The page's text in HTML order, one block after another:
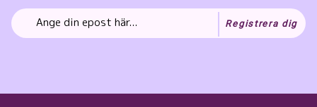
Registrera dig